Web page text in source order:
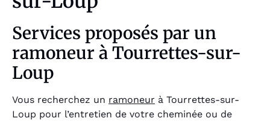
Services proposés par un
ramoneur à Tourrettes-sur-
Loup
Vous recherchez un ramoneur à Tourrettes-sur-
Loup pour l’entretien de votre cheminée ou de